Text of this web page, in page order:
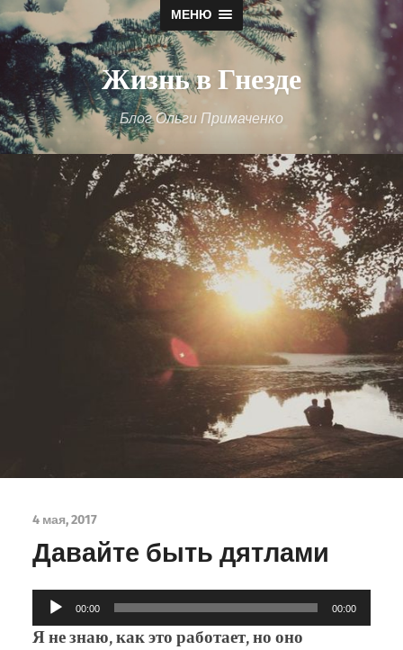
МЕНЮ
Жизнь в Гнезде
Блог Ольги Примаченко
4 мая, 2017
Давайте быть дятлами
Аудиоплеер
00:00 00:00
Я не знаю, как это работает, но оно